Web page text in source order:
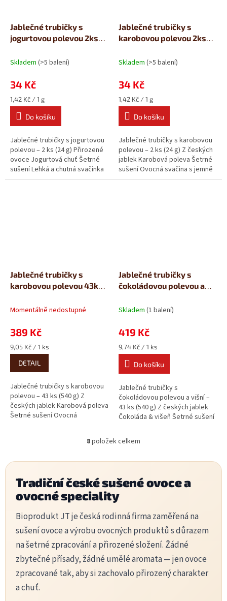
Jablečné trubičky s
jogurtovou polevou 2ks
Skladem (>5 balení)
34 Kč
Měrná
cena:
1,42 Kč / 1 g
Do košíku
Jablečné trubičky s jogurtovou
polevou – 2 ks (24 g) Přirozené
ovoce Jogurtová chuť Šetrné
sušení Lehká a chutná svačinka
z pravého ovoce....
Jablečné trubičky s
karobovou polevou 2ks
Skladem (>5 balení)
34 Kč
Měrná
cena:
1,42 Kč / 1 g
Do košíku
Jablečné trubičky s karobovou
polevou – 2 ks (24 g) Z českých
jablek Karobová poleva Šetrné
sušení Ovocná svačina s jemně
kakaovou chutí bez...
Jablečné trubičky s
karobovou polevou 43ks
Momentálně nedostupné
389 Kč
Měrná
cena:
9,05 Kč / 1 ks
DETAIL
Jablečné trubičky s karobovou
polevou – 43 ks (540 g) Z
českých jablek Karobová poleva
Šetrné sušení Ovocná
Jablečné trubičky s
čokoládovou polevou a
Skladem (1 balení)
419 Kč
Měrná
cena:
9,74 Kč / 1 ks
Do košíku
Jablečné trubičky s
čokoládovou polevou a višní –
43 ks (540 g) Z českých jablek
Čokoláda & višeň Šetrné sušení
O
l
d
a
c
í
p
r
v
y
v
8položek celkem
Tradiční české sušené ovoce a
ovocné speciality
Bioprodukt JT je česká rodinná firma zaměřená na
sušení ovoce a výrobu ovocných produktů s důrazem
na šetrné zpracování a přirozené složení. Žádné
zbytečné přísady, žádné umělé aromata — jen ovoce
zpracované tak, aby si zachovalo přirozený charakter
a chuť.